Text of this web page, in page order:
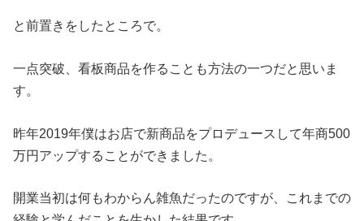
と前置きをしたところで。
一点突破、看板商品を作ることも方法の一つだと思いま
す。
昨年2019年僕はお店で新商品をプロデュースして年商500
万円アップすることができました。
開業当初は何もわからん雑魚だったのですが、これまでの